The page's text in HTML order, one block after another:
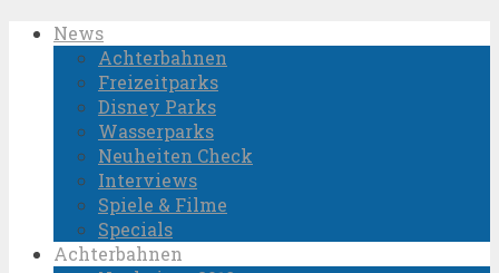
News
Achterbahnen
Freizeitparks
Disney Parks
Wasserparks
Neuheiten Check
Interviews
Spiele & Filme
Specials
Achterbahnen